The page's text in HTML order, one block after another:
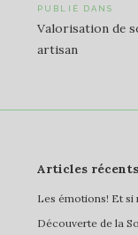
Navigation
de
PUBLIÉ DANS
Valorisation de
artisan
Articles récents
Les émotions! Et si
Découverte de la